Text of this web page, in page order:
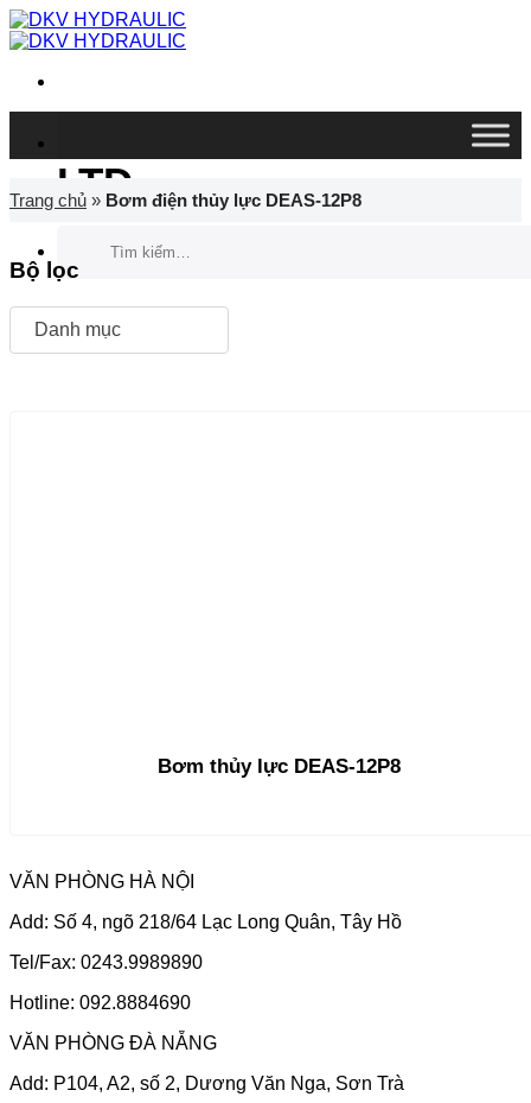
Chuyển
đến
dung
LTD
Trang chủ » Bơm điện thủy lực DEAS-12P8
Bộ lọc
Danh mục
Bơm thủy lực DEAS-12P8
VĂN PHÒNG HÀ NỘI
Add: Số 4, ngõ 218/64 Lạc Long Quân, Tây Hồ
Tel/Fax: 0243.9989890
Hotline: 092.8884690
VĂN PHÒNG ĐÀ NẴNG
Add: P104, A2, số 2, Dương Văn Nga, Sơn Trà